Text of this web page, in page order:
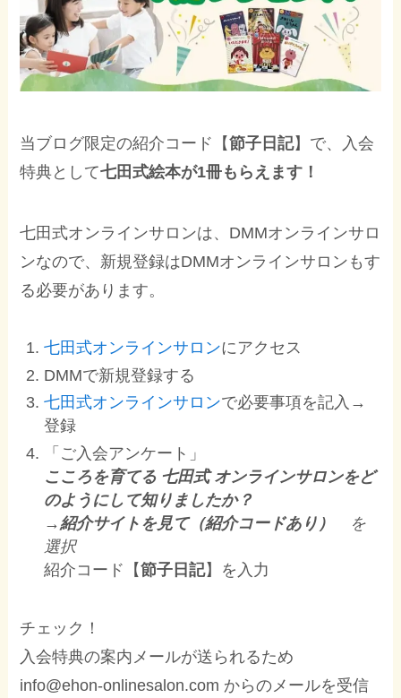
当ブログ限定の紹介コード【節子日記】で、入会
特典として七田式絵本が1冊もらえます！
七田式オンラインサロンは、DMMオンラインサロ
ンなので、新規登録はDMMオンラインサロンもす
る必要があります。
七田式オンラインサロンにアクセス
DMMで新規登録する
七田式オンラインサロンで必要事項を記入→
登録
「ご入会アンケート」
こころを育てる 七田式 オンラインサロンをど
のようにして知りましたか？
→紹介サイトを見て（紹介コードあり）
を
選択
紹介コード【節子日記】を入力
チェック！
入会特典の案内メールが送られるため
info@ehon-onlinesalon.com からのメールを受信